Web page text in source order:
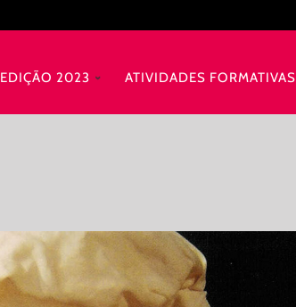
EDIÇÃO 2023 ATIVIDADES FORMATIVAS